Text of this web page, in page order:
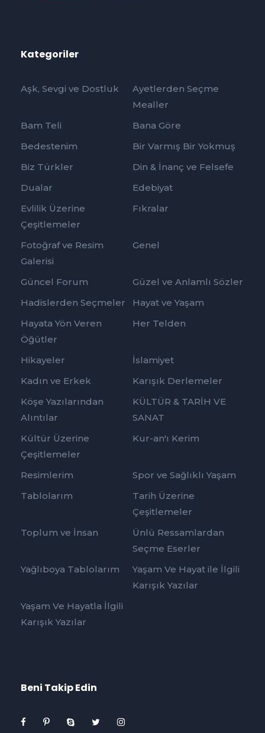
Kategoriler
Aşk, Sevgi ve Dostluk
Ayetlerden Seçme
Mealler
Bam Teli
Bana Göre
Bedestenim
Bir Varmış Bir Yokmuş
Biz Türkler
Din & İnanç ve Felsefe
Dualar
Edebiyat
Evlilik Üzerine
Çeşitlemeler
Fıkralar
Fotoğraf ve Resim
Galerisi
Genel
Güncel Forum
Güzel ve Anlamlı Sözler
Hadislerden Seçmeler
Hayat ve Yaşam
Hayata Yön Veren
Öğütler
Her Telden
Hikayeler
İslamiyet
Kadın ve Erkek
Karışık Derlemeler
Köşe Yazılarından
Alıntılar
KÜLTÜR & TARİH VE
SANAT
Kültür Üzerine
Çeşitlemeler
Kur-an'ı Kerim
Resimlerim
Spor ve Sağlıklı Yaşam
Tablolarım
Tarih Üzerine
Çeşitlemeler
Toplum ve İnsan
Ünlü Ressamlardan
Seçme Eserler
Yağlıboya Tablolarım
Yaşam Ve Hayat ile İlgili
Karışık Yazılar
Yaşam Ve Hayatla İlgili
Karışık Yazılar
Beni Takip Edin